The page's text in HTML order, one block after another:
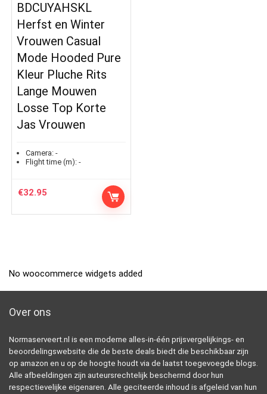
BDCUYAHSKL
Herfst en Winter
Vrouwen Casual
Mode Hooded Pure
Kleur Pluche Rits
Lange Mouwen
Losse Top Korte
Jas Vrouwen
Camera: -
Flight time (m): -
€32.95
No woocommerce widgets added
Over ons
Normaserveert.nl is een moderne alles-in-één prijsvergelijkings- en
beoordelingswebsite die de beste deals biedt die beschikbaar zijn
op amazon en u op de hoogte houdt via de laatst toegevoegde blogs.
Alle afbeeldingen zijn auteursrechtelijk beschermd door hun
respectievelijke eigenaren. Alle geciteerde inhoud is afgeleid van hun